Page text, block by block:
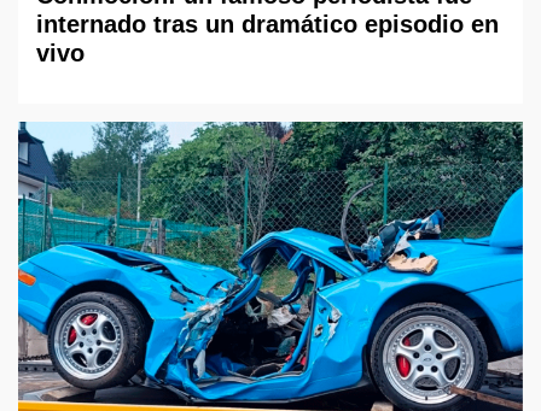
internado tras un dramático episodio en
vivo